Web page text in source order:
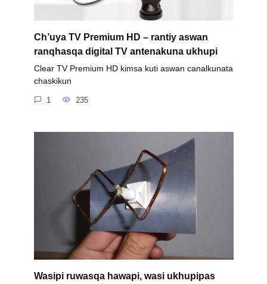
Ch’uya TV Premium HD – rantiy aswan
ranqhasqa digital TV antenakuna ukhupi
Clear TV Premium HD kimsa kuti aswan canalkunata
chaskikun
1 235
Wasipi ruwasqa hawapi, wasi ukhupipas